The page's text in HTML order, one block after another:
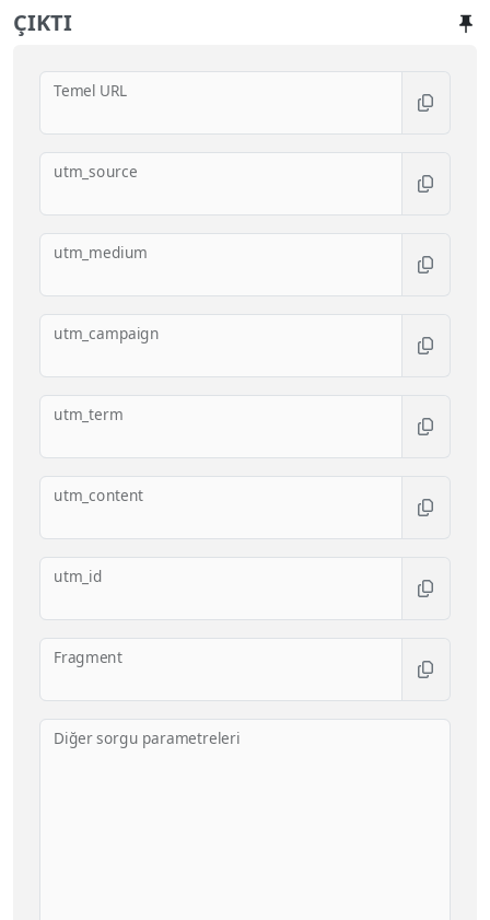
ÇIKTI
Temel URL
utm_source
utm_medium
utm_campaign
utm_term
utm_content
utm_id
Fragment
Diğer sorgu parametreleri